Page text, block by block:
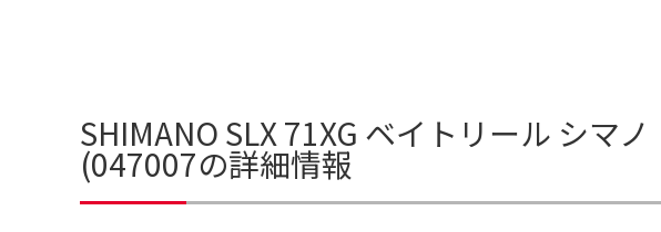
SHIMANO SLX 71XG ベイトリール シマ
(047007の詳細情報